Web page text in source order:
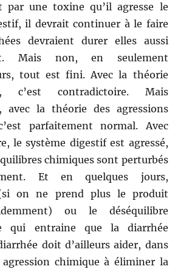
par une toxine qu’il agresse le
il devrait continuer à le faire
devraient durer elles aussi
Mais non, en seulement
tout est fini. Avec la théorie
c’est contradictoire. Mais
avec la théorie des agressions
parfaitement normal. Avec
le système digestif est agressé,
chimiques sont perturbés
Et en quelques jours,
(si on ne prend plus le produit
ou le déséquilibre
qui entraine que la diarrhée
doit d’ailleurs aider, dans
agression chimique à éliminer la